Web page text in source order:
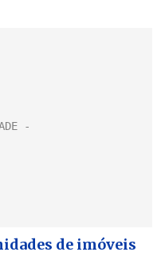
de imóveis